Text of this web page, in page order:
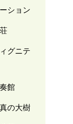
ション
グニテ
館
の大樹